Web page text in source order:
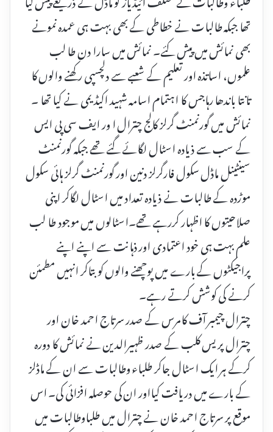
تھا جبکہ طالبات نے خطاطی کے بھی بہت ہی عمدہ نمونے
بھی نمائش میں پیش کئے۔ نمائش میں سارا دن طا لب
علموں، اساتذہ اور تعلیم کے شعبے سے دلچسپی رکھنے والوں کا
تانتا باندھا رہاجس کا اہتمام اسامہ شہید اکیڈیمی نے کیا تھا ۔
نمائش میں گورنمنٹ گرلز کالج چترال ا ور ایف سی پی ایس
کے سب سے ذیادہ اسٹال لگائے گئے تھے جبکہ گورنمنٹ
سینٹینل ماڈل سکول فارگرلز دنین اور گورنمنٹ گرلز ہائی سکول
موڑدہ کے طالبات نے ذیادہ تعداد میں اسٹال لگاکر اپنی
صلاحیتوں کا اظہار کررہے تھے۔اسٹالوں میں موجود طا لب
علم بہت ہی خود اعتمادی اور ذہانت سے اپنے اپنے
پراجیکٹوں کے بارے میں پوچھنے والوں کو بتاکر انہیں مطمئن
کرنے کی کوشش کرتے رہے۔
چترال چیمبر آف کامرس کے صدر سرتاج احمد خان اور
چترال پریس کلب کے صدر ظہیرالدین نے نمائش کا دورہ
کرکے ہر ایک اسٹال جاکر طلباء وطالبات سے ان کے ماڈلز
کے بارے میں دریافت کیااور ان کی حوصلہ افزائی کی۔ اس
موقع پر سرتاج احمد خان نے چترال میں طلباوطالبات میں